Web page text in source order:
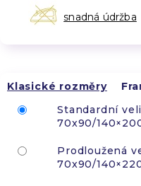
snadná údržba
Klasické rozměry
Standardní
70x90/
Prodloužená
70x90/